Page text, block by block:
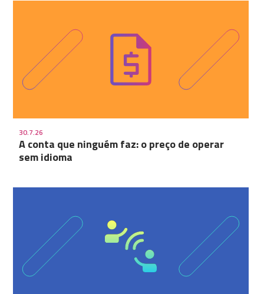
30.7.26
A conta que ninguém faz: o preço de operar
sem idioma